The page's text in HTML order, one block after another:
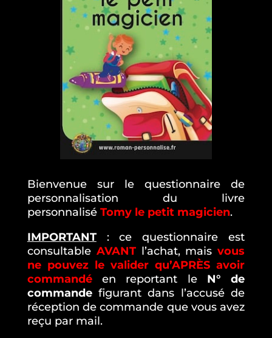
Bienvenue sur le questionnaire de
personnalisation du livre
personnalisé Tomy le petit magicien.
IMPORTANT: ce questionnaire est
consultable AVANTl’achat, maisvous
ne pouvez le valider qu’APRÈS avoir
commandéen reportant le N° de
commandefigurant dans l’accusé de
réception de commande que vous avez
reçu par mail.